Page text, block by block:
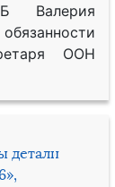
Валерия
ООН
детали